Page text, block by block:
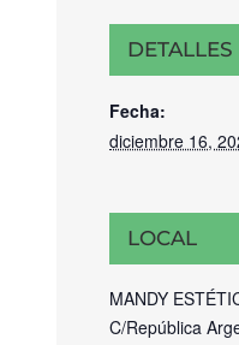
DETALLES
Fecha:
diciembre 16,
LOCAL
MANDY
C/República